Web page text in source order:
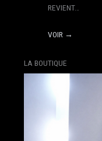
REVIENT…
VOIR →
LA BOUTIQUE